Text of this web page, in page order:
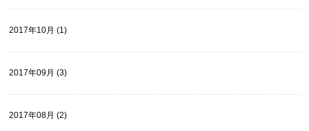
2017年10月 (1)
2017年09月 (3)
2017年08月 (2)